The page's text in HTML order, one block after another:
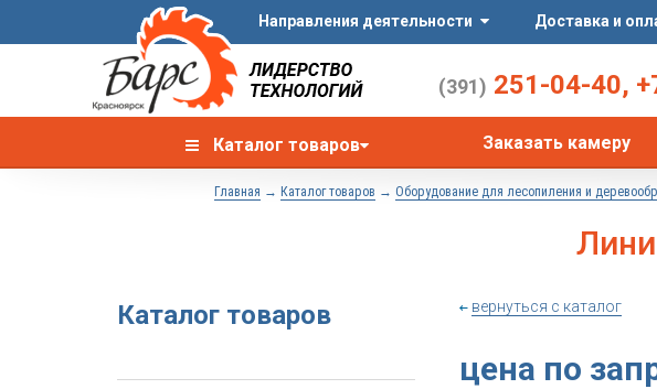
Направления деятельности Доставка и
(391) 251-04-40,
Каталог товаров Заказать камеру
Главная → Каталог товаров → Оборудование для лесопиления и
Каталог товаров вернуться с каталог
цена по